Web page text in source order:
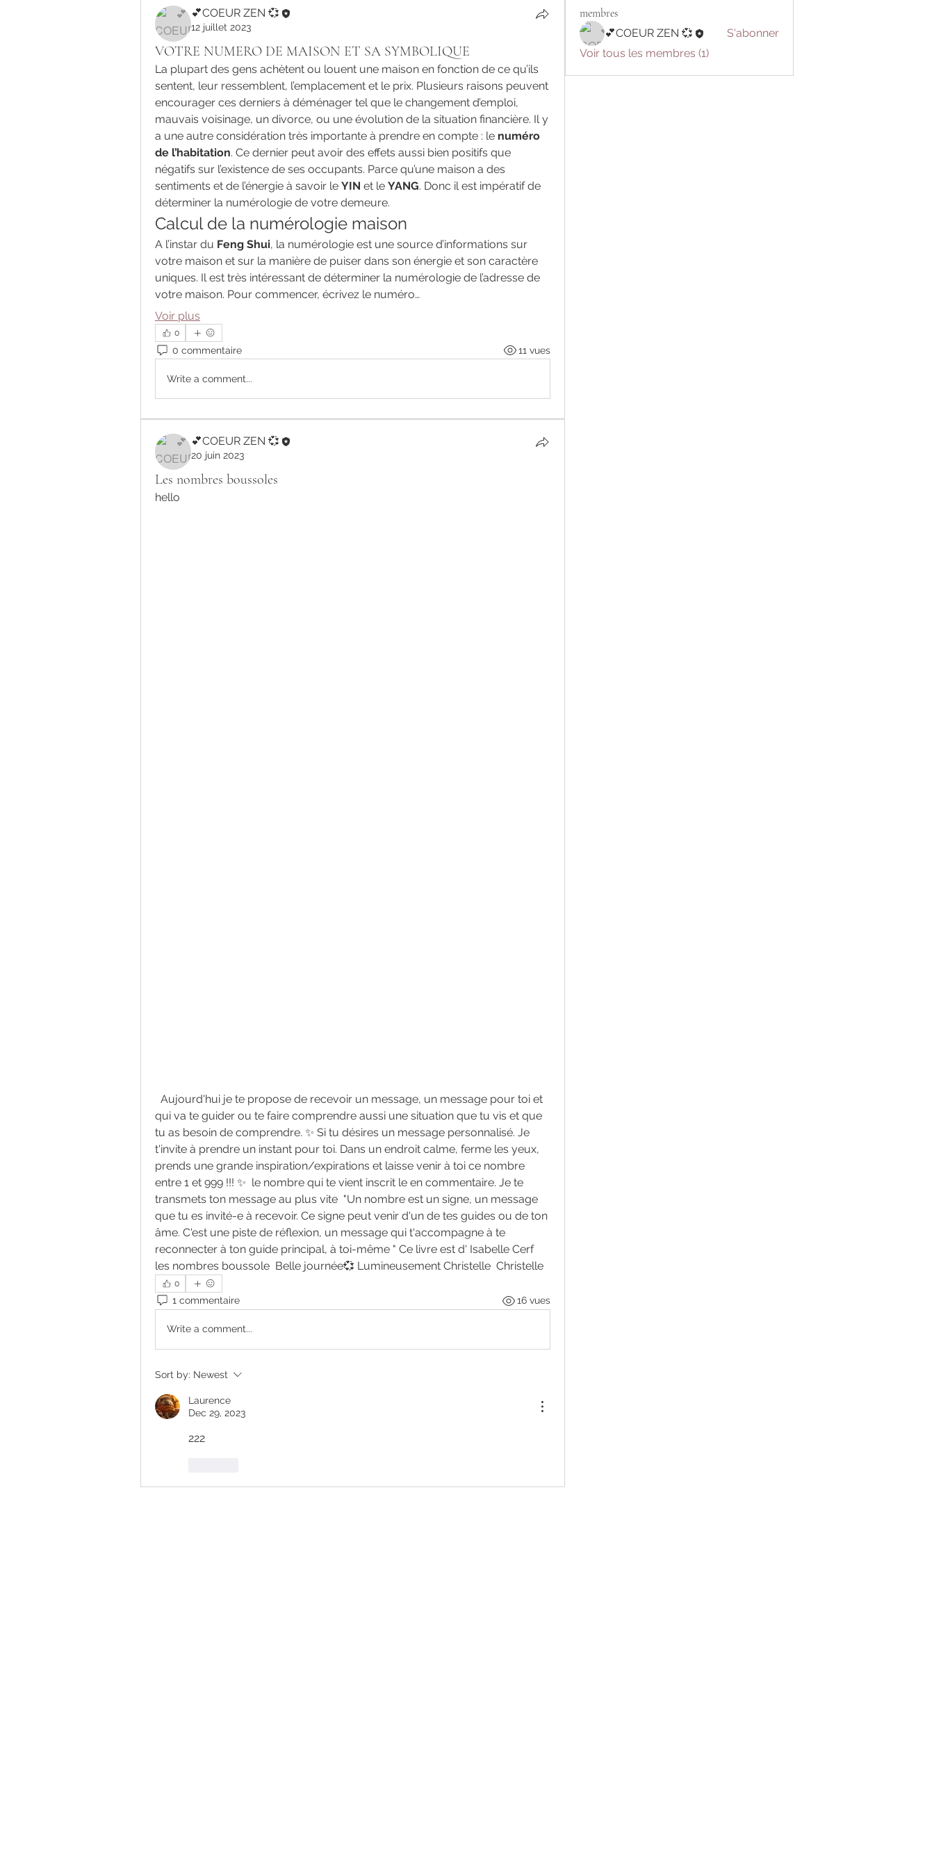
💕COEUR ZEN 💞
12 juillet 2023
VOTRE NUMERO DE MAISON ET SA SYMBOLIQUE
La plupart des gens achètent ou louent une maison en fonction de ce qu’ils
sentent, leur ressemblent, l’emplacement et le prix. Plusieurs raisons peuvent
encourager ces derniers à déménager tel que le changement d’emploi,
mauvais voisinage, un divorce, ou une évolution de la situation financière. Il y
a une autre considération très importante à prendre en compte : le numéro
de l’habitation. Ce dernier peut avoir des effets aussi bien positifs que
négatifs sur l’existence de ses occupants. Parce qu’une maison a des
sentiments et de l’énergie à savoir le YIN et le YANG. Donc il est impératif de
déterminer la numérologie de votre demeure.
Calcul de la numérologie maison
A l’instar du Feng Shui, la numérologie est une source d’informations sur
votre maison et sur la manière de puiser dans son énergie et son caractère
uniques. Il est très intéressant de déterminer la numérologie de l’adresse de
votre maison. Pour commencer, écrivez le numéro…
Voir plus
0
0 commentaire 11 vues
Write a comment...
💕COEUR ZEN 💞
20 juin 2023
Les nombres boussoles
hello
qui va te guider ou te faire comprendre aussi une situation que tu vis et que
tu as besoin de comprendre. ✨ Si tu désires un message personnalisé. Je
t'invite à prendre un instant pour toi. Dans un endroit calme, ferme les yeux,
prends une grande inspiration/expirations et laisse venir à toi ce nombre
entre 1 et 999 !!! ✨  le nombre qui te vient inscrit le en commentaire. Je te
transmets ton message au plus vite  "Un nombre est un signe, un message
que tu es invité-e à recevoir. Ce signe peut venir d'un de tes guides ou de ton
âme. C'est une piste de réflexion, un message qui t'accompagne à te
reconnecter à ton guide principal, à toi-même " Ce livre est d' Isabelle Cerf
les nombres boussole  Belle journée💞 Lumineusement Christelle  Christelle
0
1 commentaire 16 vues
Write a comment...
Sort by: Newest
Laurence
Dec 29, 2023
222
membres
💕COEUR ZEN 💞
S'abonner
Voir tous les membres (1)